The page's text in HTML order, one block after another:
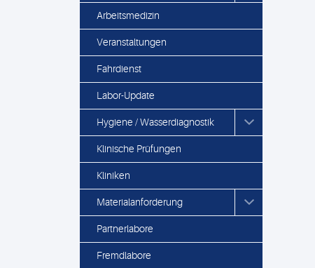
Arbeitsmedizin
Veranstaltungen
Fahrdienst
Labor-Update
Hygiene / Wasserdiagnostik
Klinische Prüfungen
Kliniken
Materialanforderung
Partnerlabore
Fremdlabore